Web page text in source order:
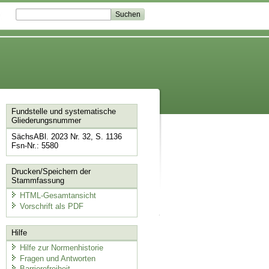
Fundstelle und systematische
Gliederungsnummer
SächsABl. 2023 Nr. 32, S. 1136
Fsn-Nr.: 5580
Drucken/Speichern der
Stammfassung
HTML-Gesamtansicht
Vorschrift als PDF
Hilfe
Hilfe zur Normenhistorie
Fragen und Antworten